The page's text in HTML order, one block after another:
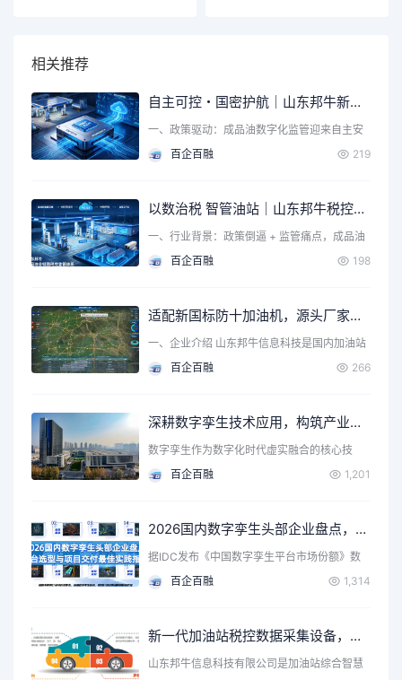
相关推荐
自主可控・国密护航｜山东邦牛新一代加油站税控采集设备全面升级，筑牢成品油智慧监管安全底座
一、政策驱动：成品油数字化监管迎来自主安
全新要求 近年来，国…
百企百融 219
以数治税 智管油站｜山东邦牛税控软硬件一体化方案，筑牢成品油全链条监管防线
一、行业背景：政策倒逼 + 监管痛点，成品油
数字化税控已成刚…
百企百融 198
适配新国标防十加油机，源头厂家山东邦牛构建成品油智慧税控监管新范式
一、企业介绍 山东邦牛信息科技是国内加油站
数字化监管领域知名…
百企百融 266
深耕数字孪生技术应用，构筑产业规模化服务体系
数字孪生作为数字化时代虚实融合的核心技
术，通过物理空间数字化…
百企百融 1,201
2026国内数字孪生头部企业盘点，平台选型与项目交付最佳实践指南
据IDC发布《中国数字孪生平台市场份额》数
据显示，国内数字孪…
百企百融 1,314
新一代加油站税控数据采集设备，源头厂家助力成品油监管
山东邦牛信息科技有限公司是加油站综合智慧